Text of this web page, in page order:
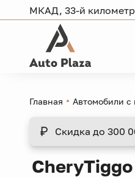
МКАД, 33-й
Главная Автомобили с
Скидка до 300
Chery